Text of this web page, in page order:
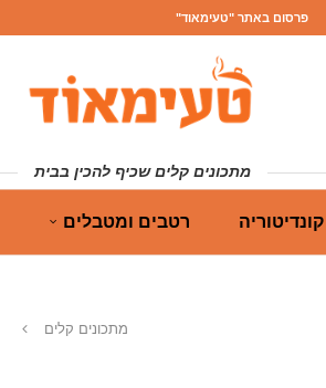
פרסום באתר "טעימאוד"
מתכונים קלים שכיף להכין בבית
קונדיטוריה רטבים ומטבלים
מתכונים קלים